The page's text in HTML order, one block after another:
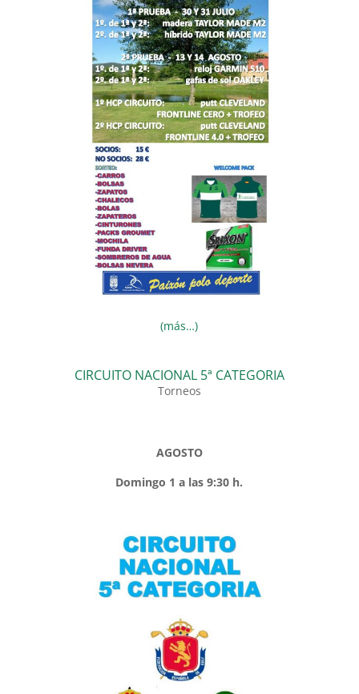
(más…)
CIRCUITO NACIONAL 5ª CATEGORIA
Torneos
AGOSTO
Domingo 1 a las 9:30 h.